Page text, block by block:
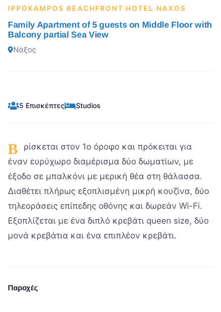
IPPOKAMPOS BEACHFRONT HOTEL NAXOS
Family Apartment of 5 guests on Middle Floor with
Balcony partial Sea View
Νάξος
5 Επισκέπτες Studios
Β
ρίσκεται στον 1ο όροφο και πρόκειται για
έναν ευρύχωρο διαμέρισμα δύο δωματίων, με
έξοδο σε μπαλκόνι με μερική θέα στη θάλασσα.
Διαθέτει πλήρως εξοπλισμένη μικρή κουζίνα, δύο
τηλεοράσεις επίπεδης οθόνης και δωρεάν Wi-Fi.
Εξοπλίζεται με ένα διπλό κρεβάτι queen size, δύο
μονά κρεβάτια και ένα επιπλέον κρεβάτι.
Παροχές